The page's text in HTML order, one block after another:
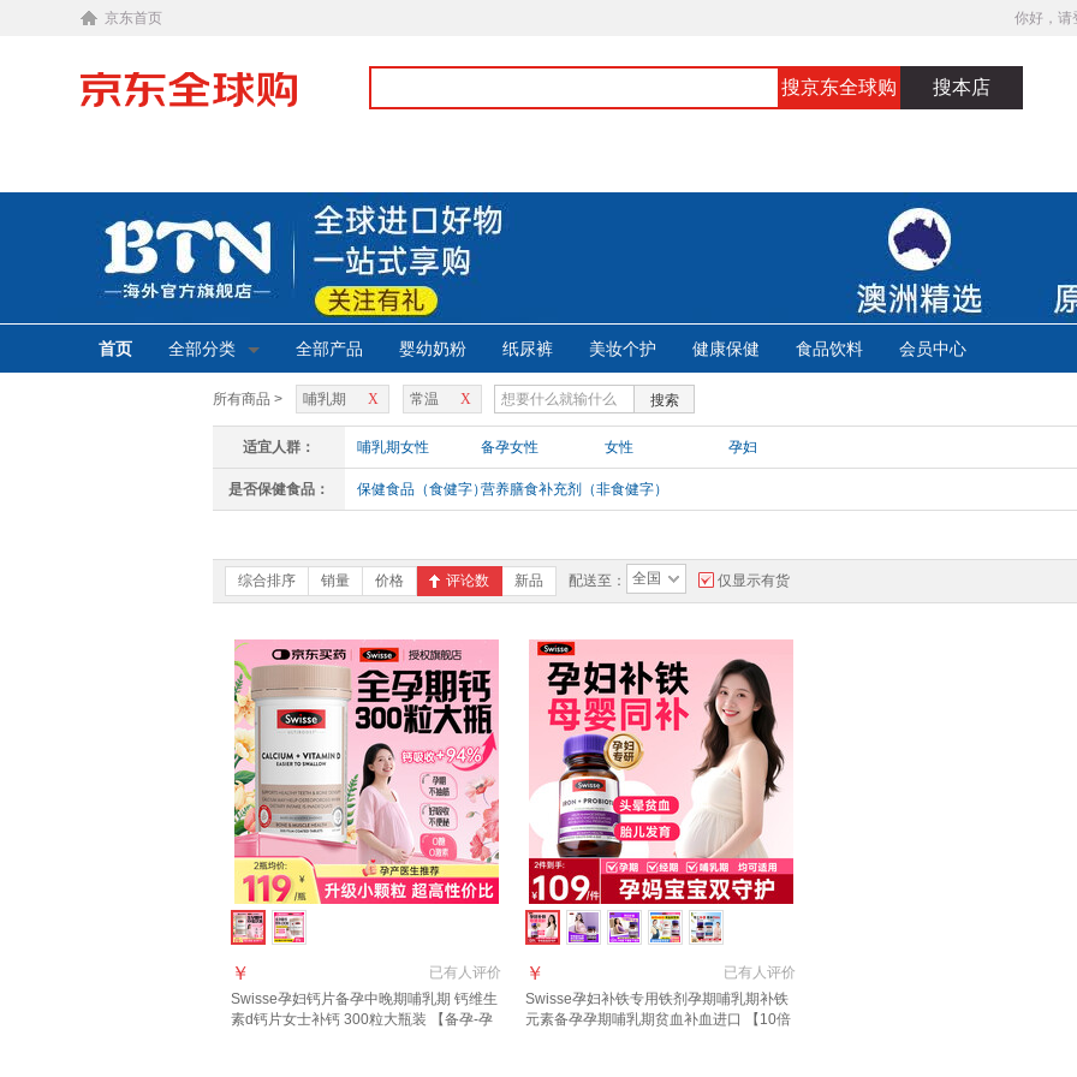
京东首页 你好，请
搜京东全球购 搜本店
首页 全部分类 全部产品 婴幼奶粉 纸尿裤 美妆个护 健康保健 食品饮料 会员中心
所有商品 > X
哺乳期 X
常温 搜索
适宜人群： 哺乳期女性 备孕女性 女性 孕妇
是否保健食品： 保健食品（食健字）营养膳食补充剂（非食健字）
综合排序 销量 价格 评论数 新品 配送至： 全国 仅显示有货
已有人评价
￥
Swisse孕妇钙片备孕中晚期哺乳期 钙维生
素d钙片女士补钙 300粒大瓶装 【备孕-孕
已有人评价
￥
Swisse孕妇补铁专用铁剂孕期哺乳期补铁
元素备孕孕期哺乳期贫血补血进口 【10倍